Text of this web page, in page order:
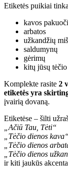
Etiketės puikiai
kavos
arbatos
užkandžių
saldumynų
gėrimų
kitų jūsų
Komplekte rasite 2
etiketės yra
įvairią dovaną.
Etiketėse – šilti
„Ačiū Tau, Tėti“
„Tėčio dienos kava“
„Tėčio dienos
„Tėčio dienos
ir kiti jaukūs